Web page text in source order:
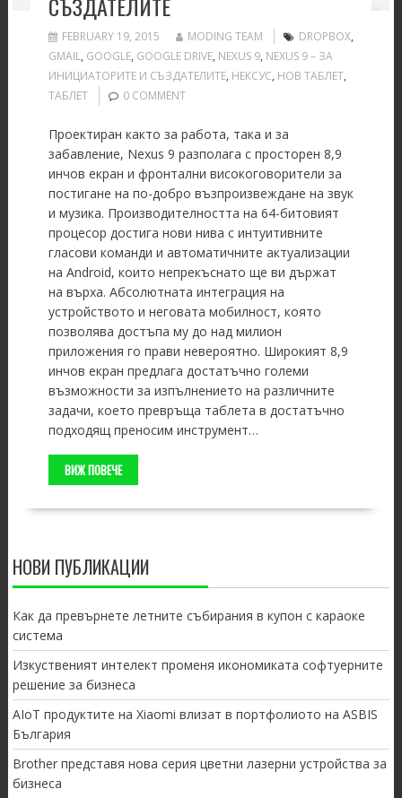
FEBRUARY 19, 2015 MODING TEAM DROPBOX,
GMAIL, GOOGLE, GOOGLE DRIVE, NEXUS 9, NEXUS 9 – ЗА
ИНИЦИАТОРИТЕ И СЪЗДАТЕЛИТЕ, НЕКСУС, НОВ ТАБЛЕТ,
ТАБЛЕТ
0 COMMENT
Проектиран както за работа, така и за
забавление, Nexus 9 разполага с просторен 8,9
инчов екран и фронтални високоговорители за
постигане на по-добро възпроизвеждане на звук
и музика. Производителността на 64-битовият
процесор достига нови нива с интуитивните
гласови команди и автоматичните актуализации
на Android, които непрекъснато ще ви държат
на върха. Абсолютната интеграция на
устройството и неговата мобилност, която
позволява достъпа му до над милион
приложения го прави невероятно. Широкият 8,9
инчов екран предлага достатъчно големи
възможности за изпълнението на различните
задачи, което превръща таблета в достатъчно
подходящ преносим инструмент…
ВИЖ ПОВЕЧЕ
НОВИ ПУБЛИКАЦИИ
Как да превърнете летните събирания в купон с караоке
система
Изкуственият интелект променя икономиката софтуерните
решение за бизнеса
AIoT продуктите на Xiaomi влизат в портфолиото на ASBIS
България
Brother представя нова серия цветни лазерни устройства за
бизнеса